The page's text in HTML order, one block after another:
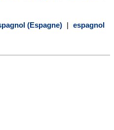
(Espagne) | espagnol